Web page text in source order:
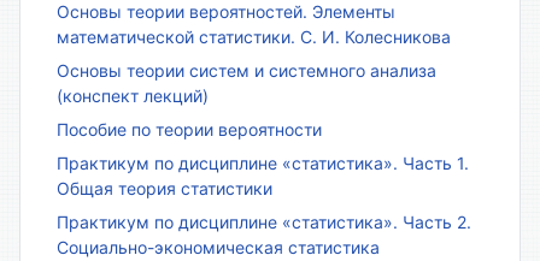
Основы теории вероятностей. Элементы
математической статистики. С. И. Колесникова
Основы теории систем и системного анализа
(конспект лекций)
Пособие по теории вероятности
Практикум по дисциплине «статистика». Часть 1.
Общая теория статистики
Практикум по дисциплине «статистика». Часть 2.
Социально-экономическая статистика